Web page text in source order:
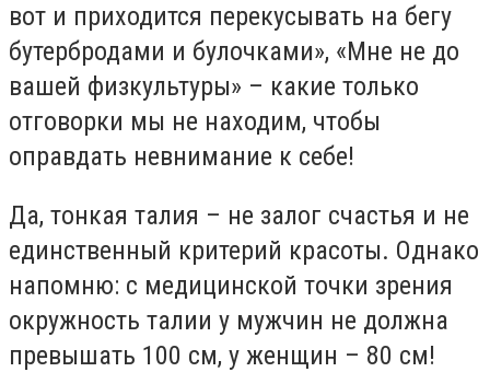
вот и приходится перекусывать на бегу
бутербродами и булочками», «Мне не до
вашей физкультуры» – какие только
отговорки мы не находим, чтобы
оправдать невнимание к себе!
Да, тонкая талия – не залог счастья и не
единственный критерий красоты. Однако
напомню: с медицинской точки зрения
окружность талии у мужчин не должна
превышать 100 см, у женщин – 80 см!